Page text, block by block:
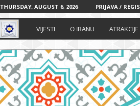
THURSDAY, AUGUST 6, 2026 PRIJAVA /
r
a
n
VIJESTI O IRANU ATRAKCIJE